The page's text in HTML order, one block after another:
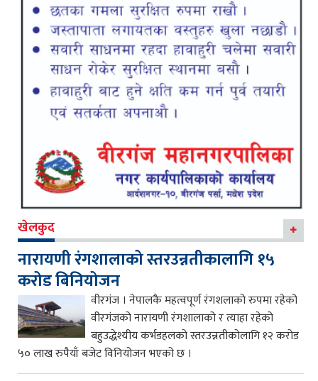
खेलकुद
नारायणी रंगशालाको स्तरउन्नतीकालागि १५
करोड बिनियोजन
वीरगंज । नेपालकै महत्वपूर्ण रंगशलाको रुपमा रहेको
वीरगंजको नारायणी रंगशालाको र त्याहा रहेको
बहुउद्धेश्यीय कर्भडहलको स्तरउन्नतीकोलागि १२ करोड
५० लाख रुपैयाँ बजेट विनियोजन भएको छ ।